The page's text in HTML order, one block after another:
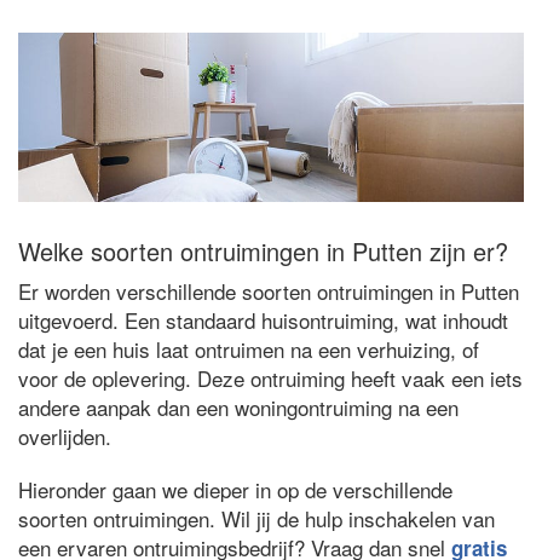
Welke soorten ontruimingen in Putten zijn er?
Er worden verschillende soorten ontruimingen in Putten
uitgevoerd. Een standaard huisontruiming, wat inhoudt
dat je een huis laat ontruimen na een verhuizing, of
voor de oplevering. Deze ontruiming heeft vaak een iets
andere aanpak dan een woningontruiming na een
overlijden.
Hieronder gaan we dieper in op de verschillende
soorten ontruimingen. Wil jij de hulp inschakelen van
een ervaren ontruimingsbedrijf? Vraag dan snel gratis